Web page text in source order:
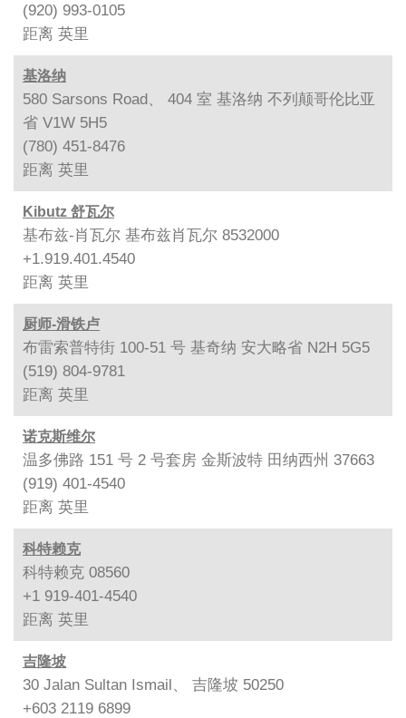
(920) 993-0105
距离 英里
基洛纳
580 Sarsons Road、 404 室 基洛纳 不列颠哥伦比亚
省 V1W 5H5
(780) 451-8476
距离 英里
Kibutz 舒瓦尔
基布兹-肖瓦尔 基布兹肖瓦尔 8532000
+1.919.401.4540
距离 英里
厨师-滑铁卢
布雷索普特街 100-51 号 基奇纳 安大略省 N2H 5G5
(519) 804-9781
距离 英里
诺克斯维尔
温多佛路 151 号 2 号套房 金斯波特 田纳西州 37663
(919) 401-4540
距离 英里
科特赖克
科特赖克 08560
+1 919-401-4540
距离 英里
吉隆坡
30 Jalan Sultan Ismail、 吉隆坡 50250
+603 2119 6899